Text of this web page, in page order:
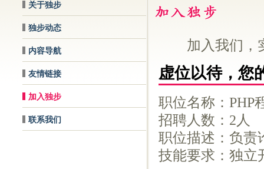
关于独步
独步动态
内容导航
友情链接
加入独步
联系我们
加入我们，
虚位以待，您
职位名称：PHP
招聘人数：2人
职位描述：负责
技能要求：独立